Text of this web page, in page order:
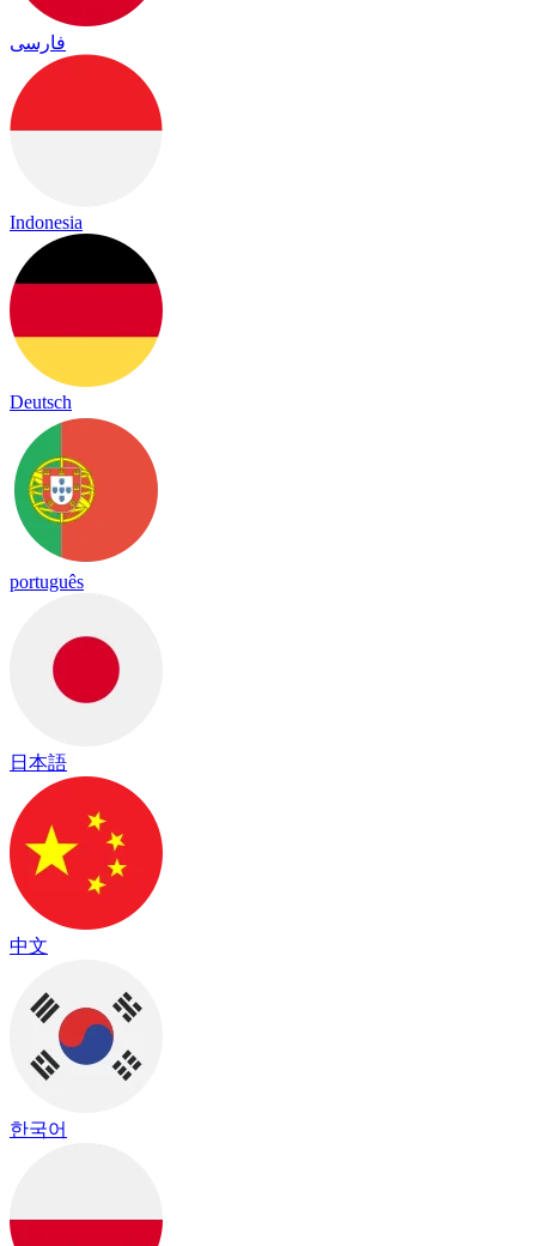
فارسی
Indonesia
Deutsch
português
日本語
中文
한국어